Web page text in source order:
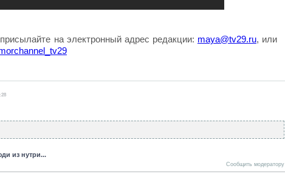
на электронный адрес редакции: maya@tv29.ru, или
из нутри...
Сообщить модератору